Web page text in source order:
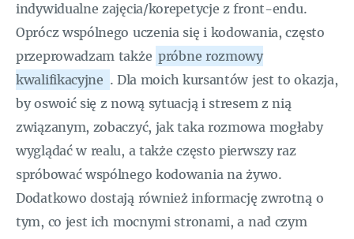
indywidualne zajęcia/korepetycje z front-endu.
Oprócz wspólnego uczenia się i kodowania, często
przeprowadzam także próbne rozmowy
kwalifikacyjne . Dla moich kursantów jest to okazja,
by oswoić się z nową sytuacją i stresem z nią
związanym, zobaczyć, jak taka rozmowa mogłaby
wyglądać w realu, a także często pierwszy raz
spróbować wspólnego kodowania na żywo.
Dodatkowo dostają również informację zwrotną o
tym, co jest ich mocnymi stronami, a nad czym